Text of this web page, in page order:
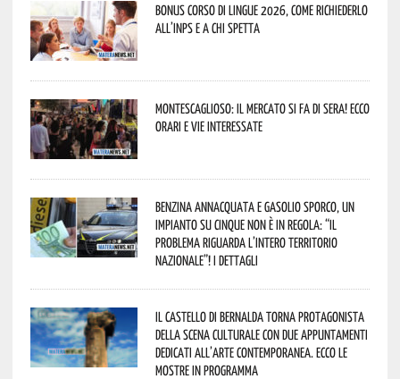
Bonus corso di lingue 2026, come richiederlo
all’INPS e a chi spetta
Montescaglioso: il mercato si fa di sera! Ecco
orari e vie interessate
Benzina annacquata e gasolio sporco, un
impianto su cinque non è in regola: “il
problema riguarda l’intero territorio
Nazionale”! I dettagli
Il Castello di Bernalda torna protagonista
della scena culturale con due appuntamenti
dedicati all’arte contemporanea. Ecco le
mostre in programma